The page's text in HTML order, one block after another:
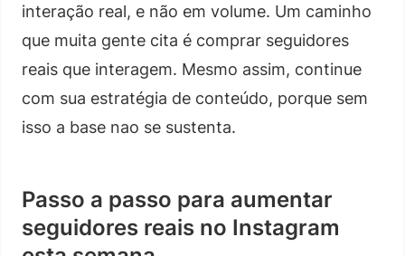
interação real, e não em volume. Um caminho
que muita gente cita é comprar seguidores
reais que interagem. Mesmo assim, continue
com sua estratégia de conteúdo, porque sem
isso a base nao se sustenta.
Passo a passo para aumentar
seguidores reais no Instagram